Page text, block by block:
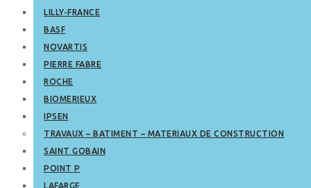
LILLY-FRANCE
BASF
NOVARTIS
PIERRE FABRE
ROCHE
BIOMERIEUX
IPSEN
TRAVAUX – BATIMENT – MATERIAUX DE CONSTRUCTION
SAINT GOBAIN
POINT P
LAFARGE